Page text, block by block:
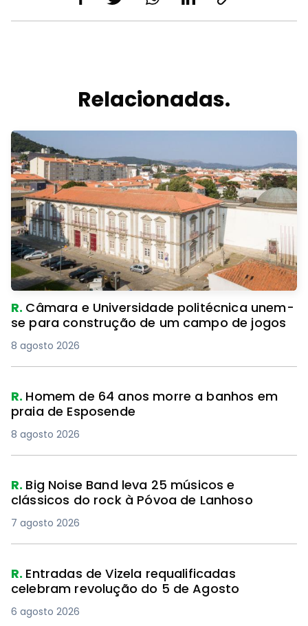
Relacionadas.
R. Câmara e Universidade politécnica unem-
se para construção de um campo de jogos
8 agosto 2026
R. Homem de 64 anos morre a banhos em
praia de Esposende
8 agosto 2026
R. Big Noise Band leva 25 músicos e
clássicos do rock à Póvoa de Lanhoso
7 agosto 2026
R. Entradas de Vizela requalificadas
celebram revolução do 5 de Agosto
6 agosto 2026